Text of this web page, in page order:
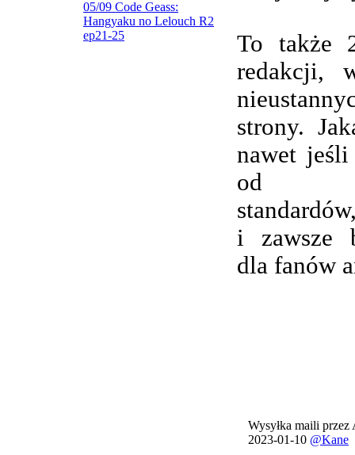
05/09 Code Geass:
Hangyaku no Lelouch R2
ep21-25
To także
redakcji,
strony.
nawet
od
i zawsze
dla fanów
Wysyłka maili
2023-01-10 @Kane